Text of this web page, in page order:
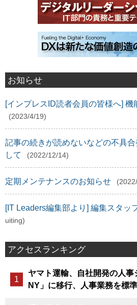
お知らせ
[インプレスID読者会員の皆様へ]
(2023/4/19)
記事の続きが読めないなどの不具
して
(2022/12/14)
定期メンテナンスのお知らせ
[IT Leaders編集部より] 編集スタッ
uiting)
アクセスランキング
ヤマト運輸、自社開発の人
NY」に移行、人事業務を標